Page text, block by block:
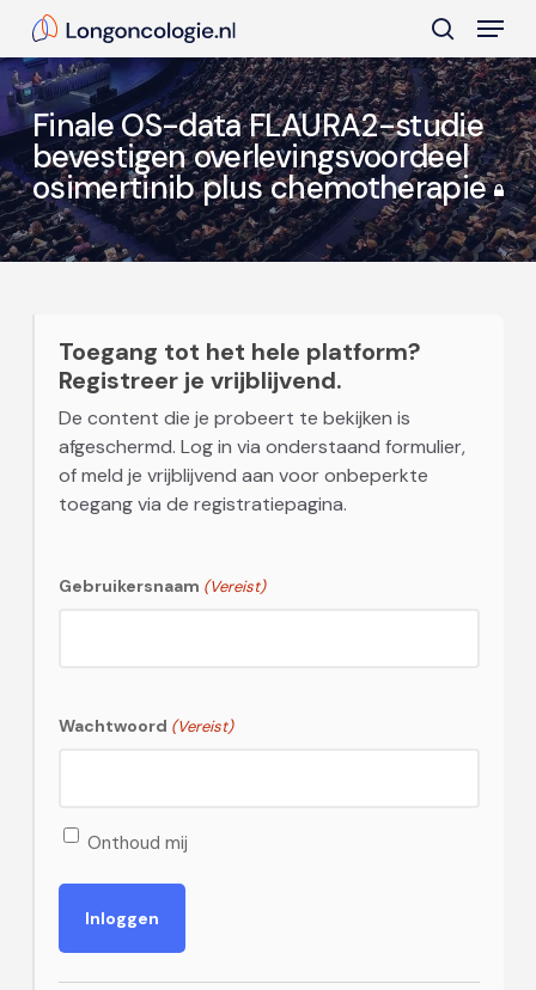
main
content
search
Menu
Finale OS-data FLAURA2-studie
bevestigen overlevingsvoordeel
osimertinib plus chemotherapie
Toegang tot het hele platform?
Registreer je vrijblijvend.
De content die je probeert te bekijken is
afgeschermd. Log in via onderstaand formulier,
of meld je vrijblijvend aan voor onbeperkte
toegang via de registratiepagina.
Gebruikersnaam (Vereist)
Wachtwoord (Vereist)
Onthoud mij
Close
Menu